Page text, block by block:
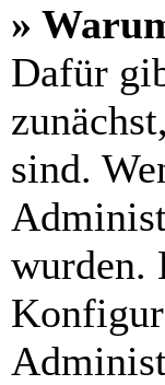
»
Dafür
sind.
wurden.